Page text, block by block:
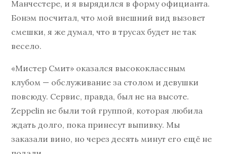
Манчестере, и я вырядился в форму официанта.
Бонэм посчитал, что мой внешний вид вызовет
смешки, я же думал, что в трусах будет не так
весело.
«Мистер Смит» оказался высококлассным
клубом — обслуживание за столом и девушки
повсюду. Сервис, правда, был не на высоте.
Zeppelin не были той группой, которая любила
ждать долго, пока принесут выпивку. Мы
заказали вино, но через десять минут его ещё не